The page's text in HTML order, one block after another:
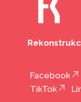
Facebook
TikTok